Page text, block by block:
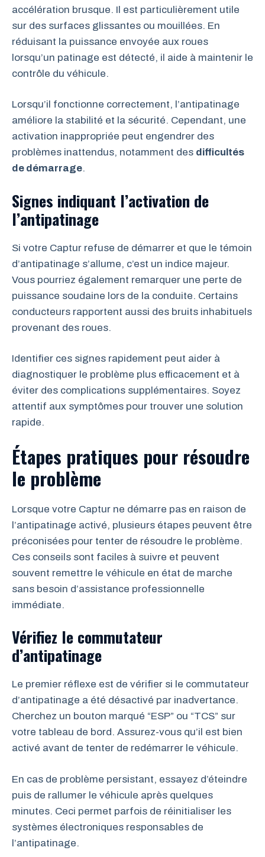
accélération brusque. Il est particulièrement utile
sur des surfaces glissantes ou mouillées. En
réduisant la puissance envoyée aux roues
lorsqu’un patinage est détecté, il aide à maintenir le
contrôle du véhicule.
Lorsqu’il fonctionne correctement, l’antipatinage
améliore la stabilité et la sécurité. Cependant, une
activation inappropriée peut engendrer des
problèmes inattendus, notamment des difficultés
de démarrage.
Signes indiquant l’activation de
l’antipatinage
Si votre Captur refuse de démarrer et que le témoin
d’antipatinage s’allume, c’est un indice majeur.
Vous pourriez également remarquer une perte de
puissance soudaine lors de la conduite. Certains
conducteurs rapportent aussi des bruits inhabituels
provenant des roues.
Identifier ces signes rapidement peut aider à
diagnostiquer le problème plus efficacement et à
éviter des complications supplémentaires. Soyez
attentif aux symptômes pour trouver une solution
rapide.
Étapes pratiques pour résoudre
le problème
Lorsque votre Captur ne démarre pas en raison de
l’antipatinage activé, plusieurs étapes peuvent être
préconisées pour tenter de résoudre le problème.
Ces conseils sont faciles à suivre et peuvent
souvent remettre le véhicule en état de marche
sans besoin d’assistance professionnelle
immédiate.
Vérifiez le commutateur
d’antipatinage
Le premier réflexe est de vérifier si le commutateur
d’antipatinage a été désactivé par inadvertance.
Cherchez un bouton marqué “ESP” ou “TCS” sur
votre tableau de bord. Assurez-vous qu’il est bien
activé avant de tenter de redémarrer le véhicule.
En cas de problème persistant, essayez d’éteindre
puis de rallumer le véhicule après quelques
minutes. Ceci permet parfois de réinitialiser les
systèmes électroniques responsables de
l’antipatinage.